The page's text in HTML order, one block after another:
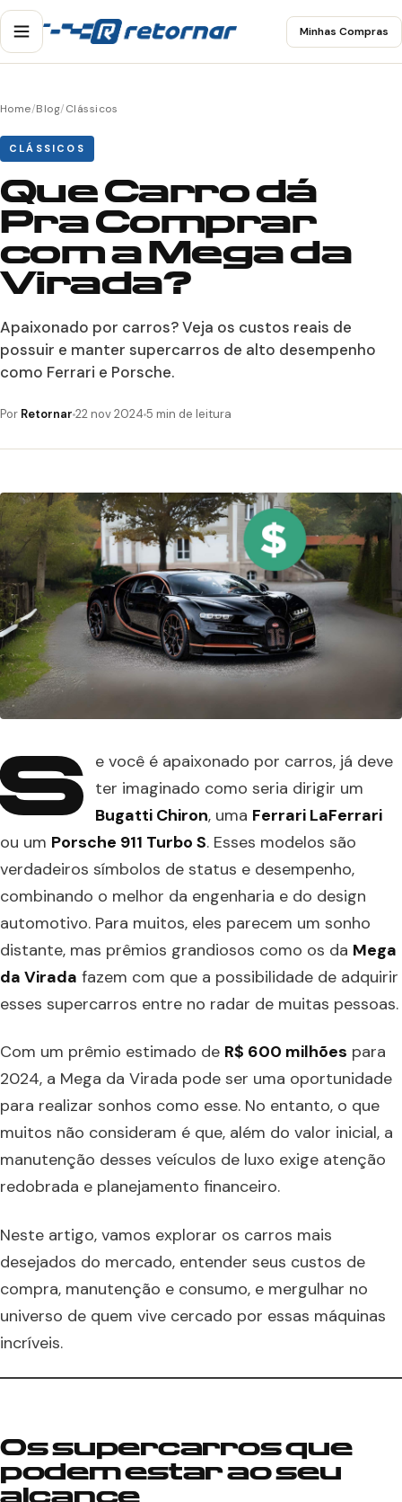
Minhas Compras
Home/Blog/Clássicos
CLÁSSICOS
Que Carro dá
Pra Comprar
com a Mega da
Virada?
Apaixonado por carros? Veja os custos reais de
possuir e manter supercarros de alto desempenho
como Ferrari e Porsche.
Por Retornar 22 nov 2024 5 min de leitura
e você é apaixonado por carros, já deve
ter imaginado como seria dirigir um
Bugatti Chiron, uma Ferrari LaFerrari
ou um Porsche 911 Turbo S. Esses modelos são
verdadeiros símbolos de status e desempenho,
combinando o melhor da engenharia e do design
automotivo. Para muitos, eles parecem um sonho
distante, mas prêmios grandiosos como os da Mega
da Virada fazem com que a possibilidade de adquirir
esses supercarros entre no radar de muitas pessoas.
Com um prêmio estimado de R$ 600 milhões para
2024, a Mega da Virada pode ser uma oportunidade
para realizar sonhos como esse. No entanto, o que
muitos não consideram é que, além do valor inicial, a
manutenção desses veículos de luxo exige atenção
redobrada e planejamento financeiro.
Neste artigo, vamos explorar os carros mais
desejados do mercado, entender seus custos de
compra, manutenção e consumo, e mergulhar no
universo de quem vive cercado por essas máquinas
incríveis.
Os supercarros que
podem estar ao seu
alcance